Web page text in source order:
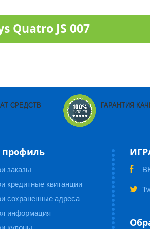
Quatro JS 007
СРЕДСТВ ГАРАНТИЯ
заказы
кредитные квитанции
сохраненные адреса
информация